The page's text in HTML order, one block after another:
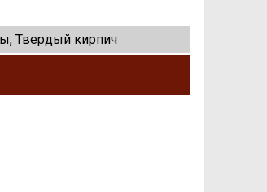
Твердый кирпич